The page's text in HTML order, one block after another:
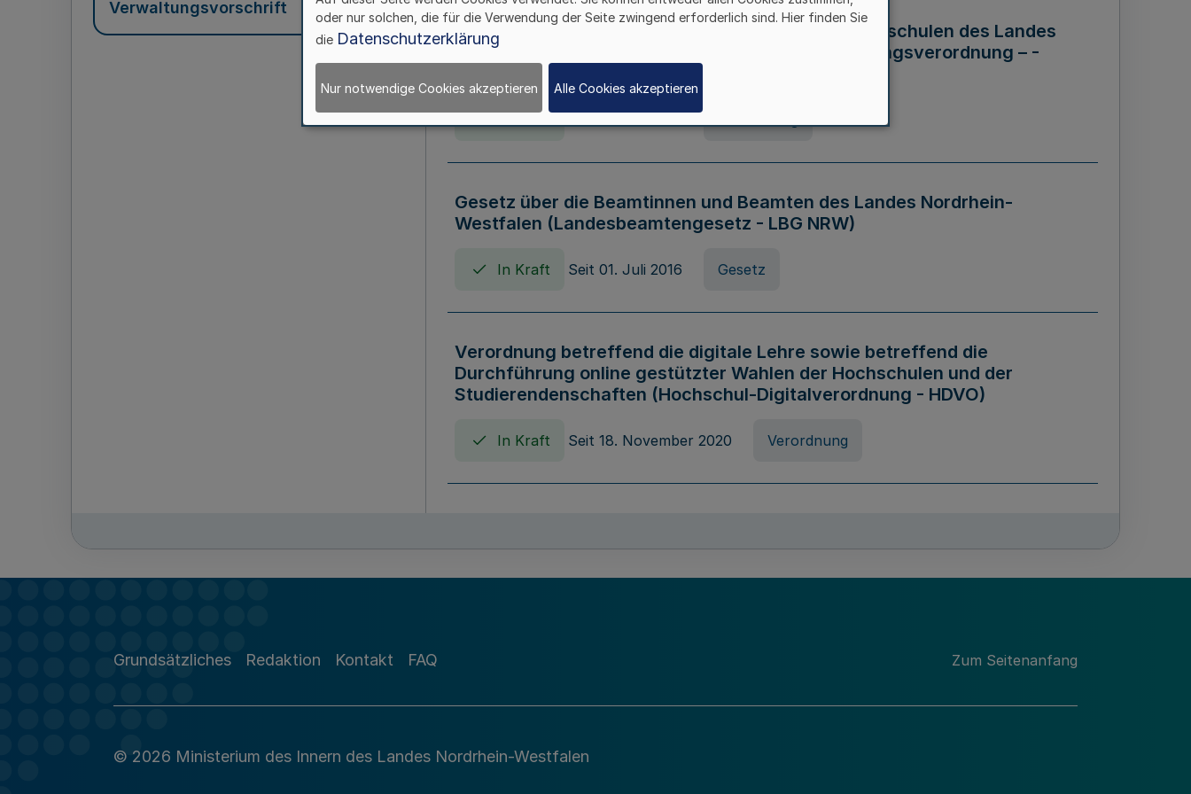
Verwaltungsvorschrift
Verordnung über die Wirtschaftsführung der Hochschulen des Landes
Nordrhein-Westfalen (Hochschulwirtschaftsführungsverordnung – -
Gesetz über die Beamtinnen und Beamten des Landes Nordrhein-
Westfalen (Landesbeamtengesetz - LBG NRW)
In Kraft Seit 01. Juli 2016 Gesetz
Verordnung betreffend die digitale Lehre sowie betreffend die
Durchführung online gestützter Wahlen der Hochschulen und der
Studierendenschaften (Hochschul-Digitalverordnung - HDVO)
In Kraft Seit 18. November 2020 Verordnung
(Hochschulabgabenverordnung - HAbg-VO)
Gesetz über die Kunsthochschulen des Landes Nordrhein-Westfalen
Grundsätzliches Redaktion Kontakt FAQ Zum Seitenanfang
© 2026 Ministerium des Innern des Landes Nordrhein-Westfalen
oder nur solchen, die für die Verwendung der Seite zwingend erforderlich sind. Hier finden Sie
die Datenschutzerklärung
Nur notwendige Cookies akzeptieren Alle Cookies akzeptieren